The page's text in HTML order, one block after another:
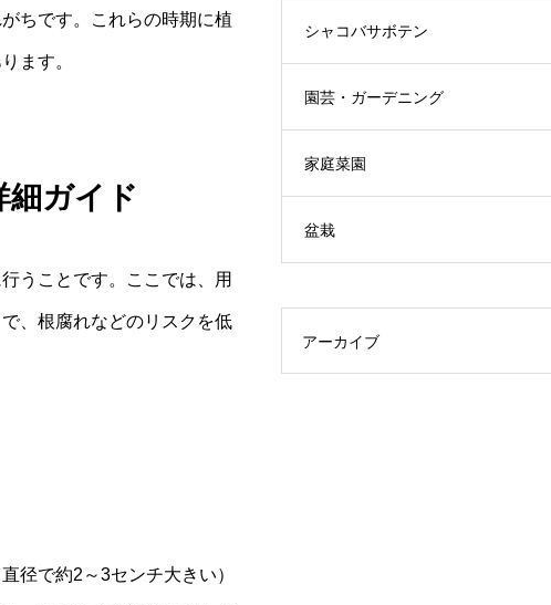
ちです。これらの時期に植
ます。
細ガイド
うことです。ここでは、用
、根腐れなどのリスクを低
径で約2～3センチ大きい）
シャコバサボテン
園芸・ガーデニング
家庭菜園
盆栽
アーカイブ